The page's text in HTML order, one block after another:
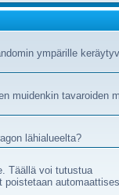
ympärille
muidenkin tavaroiden
lähialueelta?
Täällä voi tutustua